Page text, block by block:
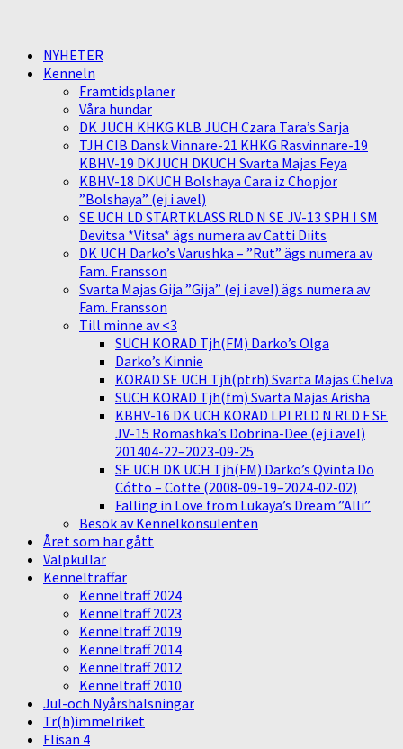
NYHETER
Kenneln
Framtidsplaner
Våra hundar
DK JUCH KHKG KLB JUCH Czara Tara’s Sarja
TJH CIB Dansk Vinnare-21 KHKG Rasvinnare-19
KBHV-19 DKJUCH DKUCH Svarta Majas Feya
KBHV-18 DKUCH Bolshaya Cara iz Chopjor
”Bolshaya” (ej i avel)
SE UCH LD STARTKLASS RLD N SE JV-13 SPH I SM
Devitsa *Vitsa* ägs numera av Catti Diits
DK UCH Darko’s Varushka – ”Rut” ägs numera av
Fam. Fransson
Svarta Majas Gija ”Gija” (ej i avel) ägs numera av
Fam. Fransson
Till minne av <3
SUCH KORAD Tjh(FM) Darko’s Olga
Darko’s Kinnie
KORAD SE UCH Tjh(ptrh) Svarta Majas Chelva
SUCH KORAD Tjh(fm) Svarta Majas Arisha
KBHV-16 DK UCH KORAD LPI RLD N RLD F SE
JV-15 Romashka’s Dobrina-Dee (ej i avel)
201404-22–2023-09-25
SE UCH DK UCH Tjh(FM) Darko’s Qvinta Do
Cótto – Cotte (2008-09-19–2024-02-02)
Falling in Love from Lukaya’s Dream ”Alli”
Besök av Kennelkonsulenten
Året som har gått
Valpkullar
Kennelträffar
Kennelträff 2024
Kennelträff 2023
Kennelträff 2019
Kennelträff 2014
Kennelträff 2012
Kennelträff 2010
Jul-och Nyårshälsningar
Tr(h)immelriket
Flisan 4